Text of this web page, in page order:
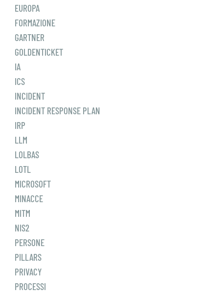
EUROPA
FORMAZIONE
GARTNER
GOLDENTICKET
IA
ICS
INCIDENT
INCIDENT RESPONSE PLAN
IRP
LLM
LOLBAS
LOTL
MICROSOFT
MINACCE
MITM
NIS2
PERSONE
PILLARS
PRIVACY
PROCESSI